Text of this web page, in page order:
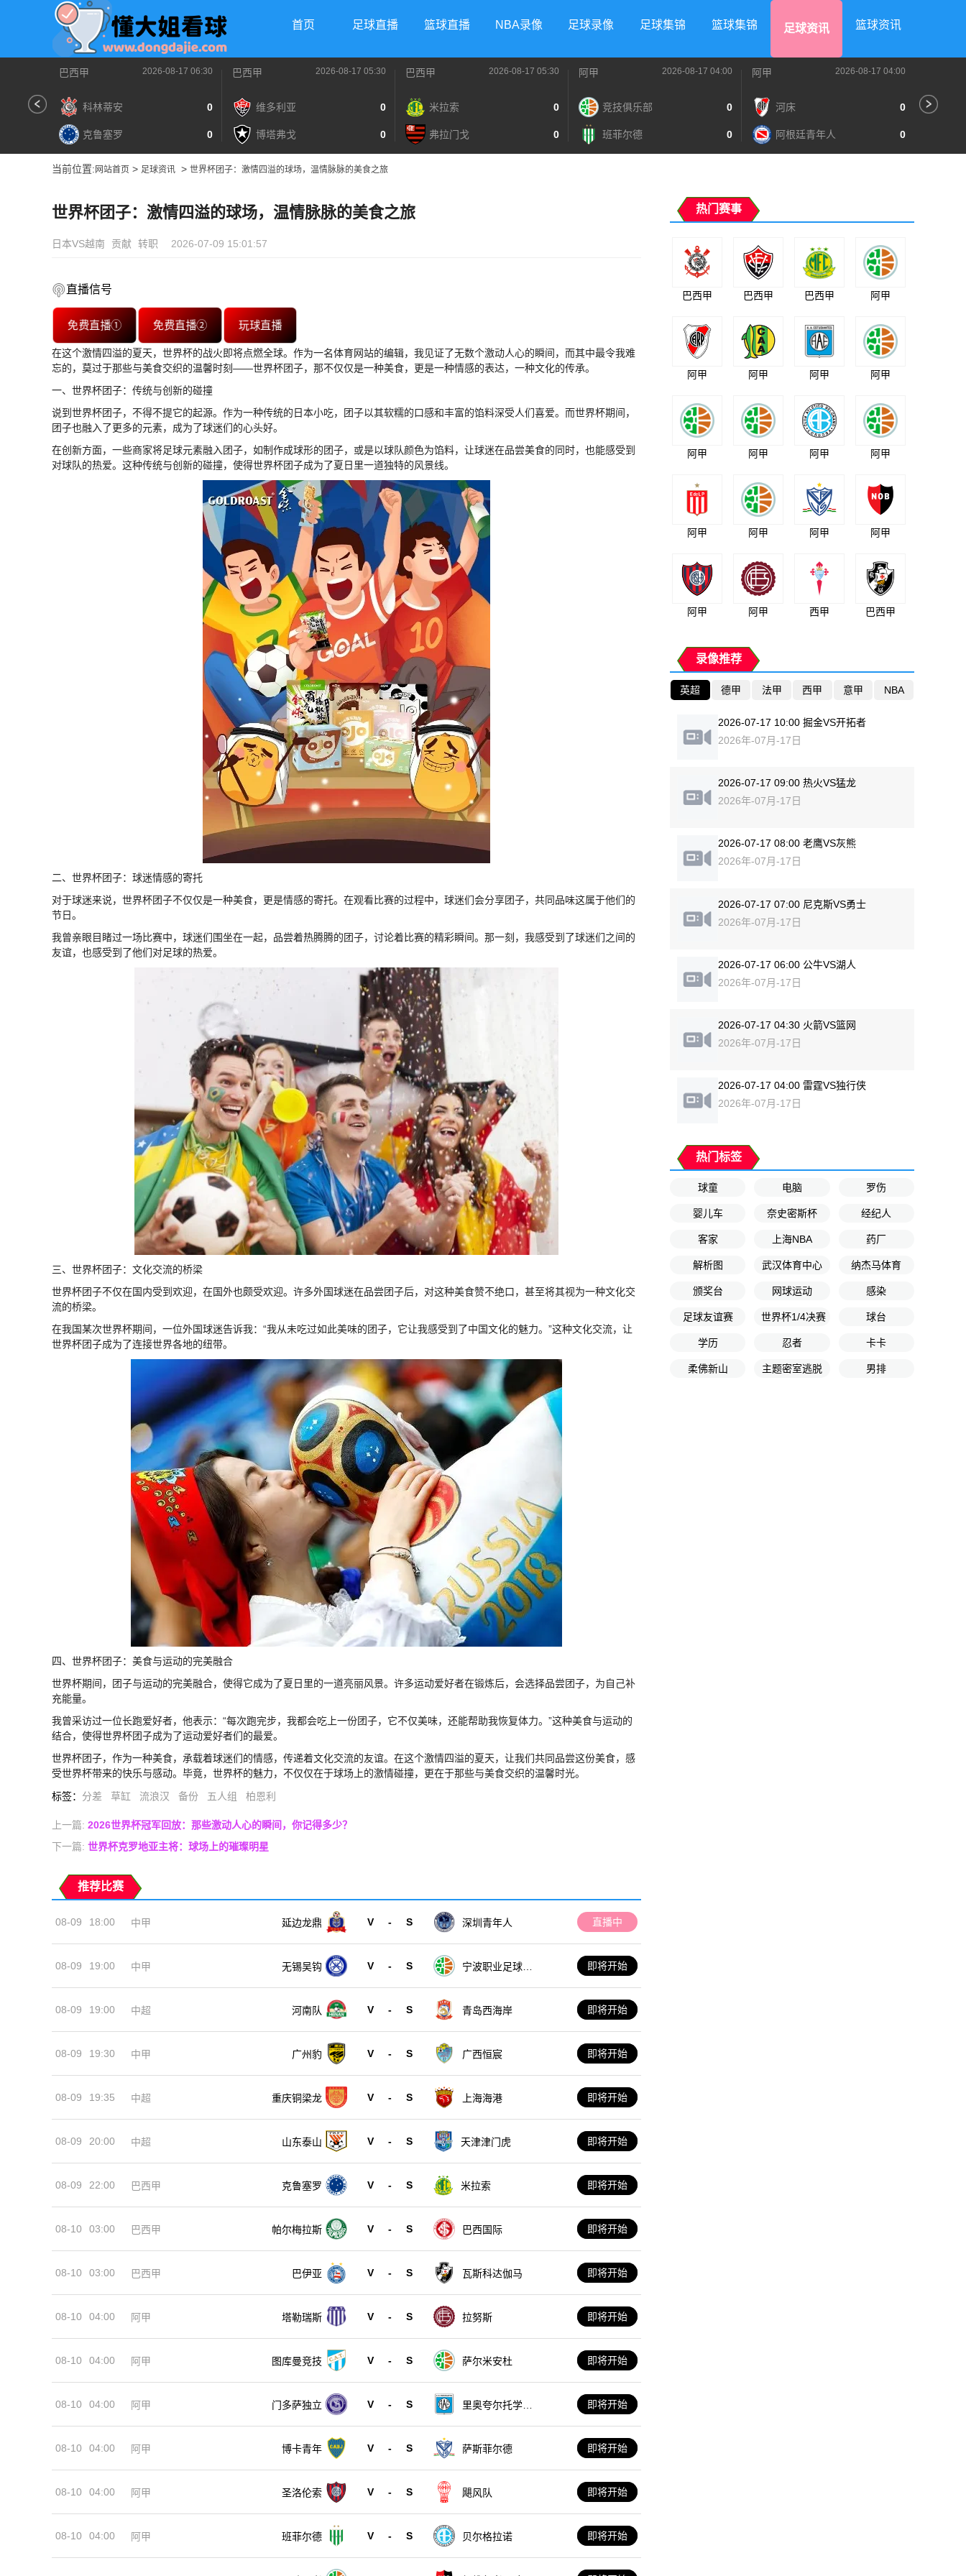
首页 足球直播 篮球直播 NBA录像 足球录像 足球集锦 篮球集锦 足球资讯 篮球资讯
巴西甲 2026-08-17 06:30
科林蒂安 0
克鲁塞罗 0
巴西甲 2026-08-17 05:30
维多利亚 0
博塔弗戈 0
巴西甲 2026-08-17 05:30
米拉索 0
弗拉门戈 0
阿甲 2026-08-17 04:00
竞技俱乐部 0
班菲尔德 0
阿甲 2026-08-17 04:00
河床 0
阿根廷青年人 0
当前位置: 网站首页 > 足球资讯 > 世界杯团子：激情四溢的球场，温情脉脉的美食之旅
世界杯团子：激情四溢的球场，温情脉脉的美食之旅
日本VS越南 贡献 转职 2026-07-09 15:01:57
直播信号
免费直播① 免费直播② 玩球直播
在这个激情四溢的夏天，世界杯的战火即将点燃全球。作为一名体育网站的编辑，我见证了无数个激动人心的瞬间，而其中最令我难
忘的，莫过于那些与美食交织的温馨时刻——世界杯团子，那不仅仅是一种美食，更是一种情感的表达，一种文化的传承。
一、世界杯团子：传统与创新的碰撞
说到世界杯团子，不得不提它的起源。作为一种传统的日本小吃，团子以其软糯的口感和丰富的馅料深受人们喜爱。而世界杯期间，
团子也融入了更多的元素，成为了球迷们的心头好。
在创新方面，一些商家将足球元素融入团子，如制作成球形的团子，或是以球队颜色为馅料，让球迷在品尝美食的同时，也能感受到
对球队的热爱。这种传统与创新的碰撞，使得世界杯团子成为了夏日里一道独特的风景线。
二、世界杯团子：球迷情感的寄托
对于球迷来说，世界杯团子不仅仅是一种美食，更是情感的寄托。在观看比赛的过程中，球迷们会分享团子，共同品味这属于他们的
节日。
我曾亲眼目睹过一场比赛中，球迷们围坐在一起，品尝着热腾腾的团子，讨论着比赛的精彩瞬间。那一刻，我感受到了球迷们之间的
友谊，也感受到了他们对足球的热爱。
三、世界杯团子：文化交流的桥梁
世界杯团子不仅在国内受到欢迎，在国外也颇受欢迎。许多外国球迷在品尝团子后，对这种美食赞不绝口，甚至将其视为一种文化交
流的桥梁。
在我国某次世界杯期间，一位外国球迷告诉我：“我从未吃过如此美味的团子，它让我感受到了中国文化的魅力。”这种文化交流，让
世界杯团子成为了连接世界各地的纽带。
四、世界杯团子：美食与运动的完美融合
世界杯期间，团子与运动的完美融合，使得它成为了夏日里的一道亮丽风景。许多运动爱好者在锻炼后，会选择品尝团子，为自己补
充能量。
我曾采访过一位长跑爱好者，他表示：“每次跑完步，我都会吃上一份团子，它不仅美味，还能帮助我恢复体力。”这种美食与运动的
结合，使得世界杯团子成为了运动爱好者们的最爱。
世界杯团子，作为一种美食，承载着球迷们的情感，传递着文化交流的友谊。在这个激情四溢的夏天，让我们共同品尝这份美食，感
受世界杯带来的快乐与感动。毕竟，世界杯的魅力，不仅仅在于球场上的激情碰撞，更在于那些与美食交织的温馨时光。
标签： 分差 草缸 流浪汉 备份 五人组 柏恩利
上一篇: 2026世界杯冠军回放：那些激动人心的瞬间，你记得多少？
下一篇: 世界杯克罗地亚主将：球场上的璀璨明星
推荐比赛
08-09 18:00 中甲 延边龙鼎 V - S 深圳青年人 直播中
08-09 19:00 中甲 无锡吴钩 V - S
宁波职业足球俱
即将开始
08-09 19:00 中超 河南队 V - S 青岛西海岸 即将开始
08-09 19:30 中甲 广州豹 V - S 广西恒宸 即将开始
08-09 19:35 中超 重庆铜梁龙 V - S 上海海港 即将开始
08-09 20:00 中超 山东泰山 V - S 天津津门虎 即将开始
08-09 22:00 巴西甲 克鲁塞罗 V - S 米拉索 即将开始
08-10 03:00 巴西甲 帕尔梅拉斯 V - S 巴西国际 即将开始
08-10 03:00 巴西甲 巴伊亚 V - S 瓦斯科达伽马 即将开始
08-10 04:00 阿甲 塔勒瑞斯 V - S 拉努斯 即将开始
08-10 04:00 阿甲 图库曼竞技 V - S 萨尔米安杜 即将开始
08-10 04:00 阿甲 门多萨独立 V - S
里奥夸尔托学生
即将开始
08-10 04:00 阿甲 博卡青年 V - S 萨斯菲尔德 即将开始
08-10 04:00 阿甲 圣洛伦索 V - S 飓风队 即将开始
08-10 04:00 阿甲 班菲尔德 V - S 贝尔格拉诺 即将开始
热门赛事
巴西甲 巴西甲 巴西甲 阿甲
阿甲 阿甲 阿甲 阿甲
阿甲 阿甲 阿甲 阿甲
阿甲 阿甲 阿甲 阿甲
阿甲 阿甲 西甲 巴西甲
录像推荐
英超 德甲 法甲 西甲 意甲 NBA
2026-07-17 10:00 掘金VS开拓者
2026年-07月-17日
2026-07-17 09:00 热火VS猛龙
2026年-07月-17日
2026-07-17 08:00 老鹰VS灰熊
2026年-07月-17日
2026-07-17 07:00 尼克斯VS勇士
2026年-07月-17日
2026-07-17 06:00 公牛VS湖人
2026年-07月-17日
2026-07-17 04:30 火箭VS篮网
2026年-07月-17日
2026-07-17 04:00 雷霆VS独行侠
2026年-07月-17日
热门标签
球童 电脑 罗伤
婴儿车 奈史密斯杯 经纪人
客家 上海NBA 药厂
解析图 武汉体育中心 纳杰马体育
颁奖台 网球运动 感染
足球友谊赛 世界杯1/4决赛 球台
学历 忍者 卡卡
柔佛新山 主题密室逃脱 男排